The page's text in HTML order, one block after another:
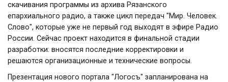
скачивания программы из архива Рязанского
епархиального радио, а также цикл передач "Мир. Человек.
Слово", которые уже не первый год выходят в эфире Радио
России. Сейчас проект находится в финальной стадии
разработки: вносятся последние корректировки и
решаются организационные и технические вопросы.
Презентация нового портала "Логосъ" запланирована на